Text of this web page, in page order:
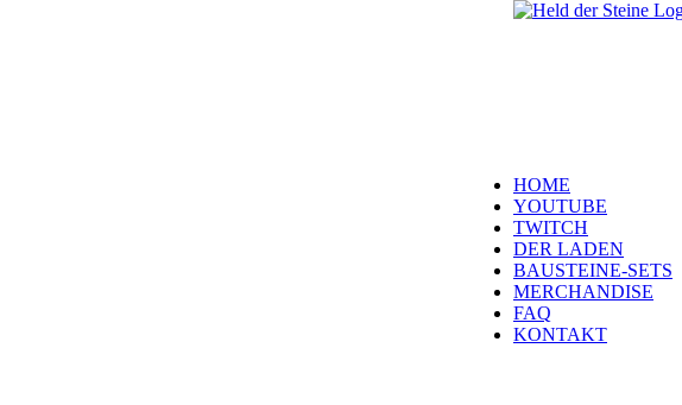
HOME
YOUTUBE
TWITCH
DER LADEN
BAUSTEINE-SETS
MERCHANDISE
FAQ
KONTAKT